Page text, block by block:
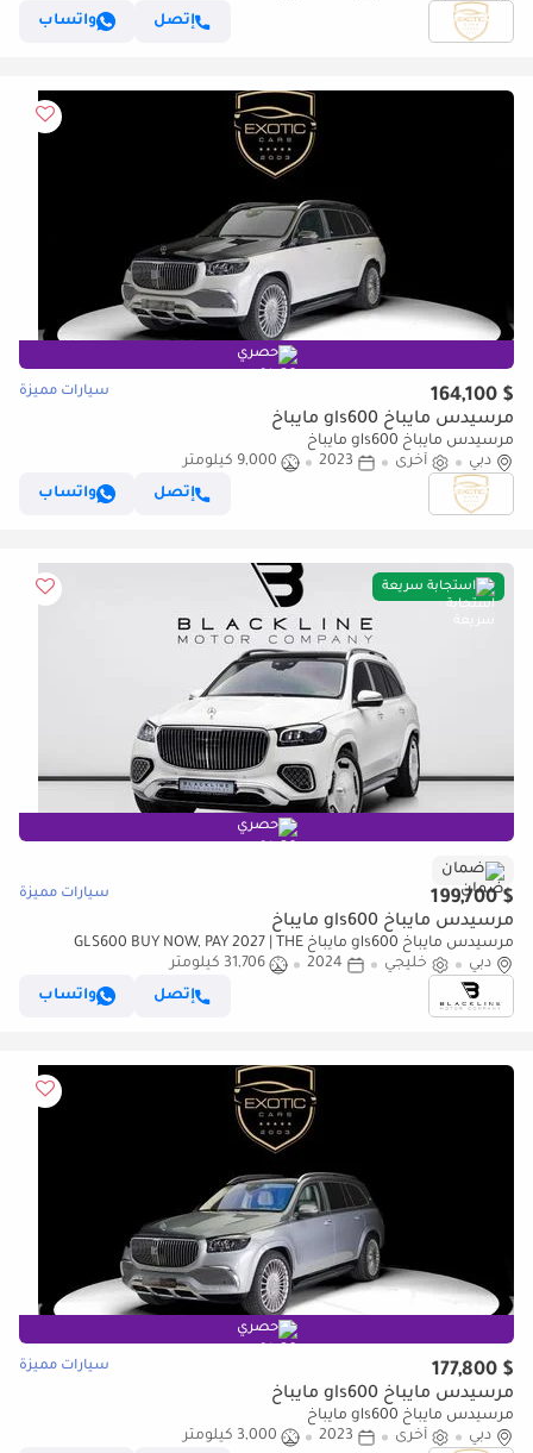
إتصل
واتساب
حصري
$ 164,100 سيارات مميزة
مرسيدس مايباخ gls600 مايباخ
مرسيدس مايباخ gls600 مايباخ
دبي
أخرى 2023
9,000 كيلومتر
إتصل
واتساب
استجابة سريعة
حصري
ضمان
$ 199,700 سيارات مميزة
مرسيدس مايباخ gls600 مايباخ
مرسيدس مايباخ gls600 مايباخ GLS600 BUY NOW, PAY 2027 | THE
BLACKLINE STANDARD | 2029 Mercedes Warranty + Service Contract,
Low KMs, GCC
دبي خليجي 2024
31,706 كيلومتر
إتصل
واتساب
حصري
$ 177,800 سيارات مميزة
مرسيدس مايباخ gls600 مايباخ
مرسيدس مايباخ gls600 مايباخ
دبي
أخرى 2023 3,000 كيلومتر